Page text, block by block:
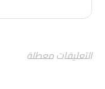
التعليقات معطلة